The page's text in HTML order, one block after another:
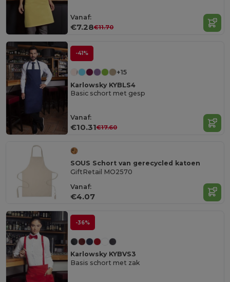
Vanaf:
€7.28€11.70
-41%
+15
Karlowsky KYBLS4
Basic schort met gesp
Vanaf:
€10.31€17.60
SOUS Schort van gerecycled katoen
GiftRetail MO2570
Vanaf:
€4.07
-36%
Karlowsky KYBVS3
Basis schort met zak